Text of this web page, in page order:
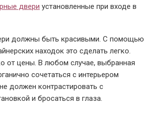
двери установленные при входе в
должны быть красивыми. С помощью
находок это сделать легко.
от цены. В любом случае, выбранная
сочетаться с интерьером
должен контрастировать с
и бросаться в глаза.